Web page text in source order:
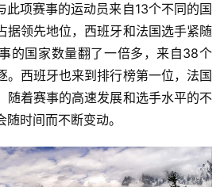
项赛事的运动员来自13个不同的国
据领先地位，西班牙和法国选手紧随
的国家数量翻了一倍多，来自38个
。西班牙也来到排行榜第一位，法国
随着赛事的高速发展和选手水平的不
随时间而不断变动。